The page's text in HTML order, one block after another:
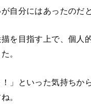
自分にはあったのだ
を目指す上で、個人
。
！」といった気持ち
。